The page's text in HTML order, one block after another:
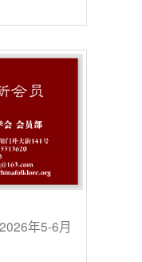
年5-6月